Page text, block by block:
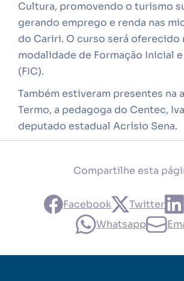
Cultura, promovendo o turismo
gerando emprego e renda nas
do Cariri. O curso será oferecido
modalidade de Formação Inicial
(FIC).
Também estiveram presentes na
Termo, a pedagoga do Centec,
deputado estadual Acrísio Sena.
Compartilhe esta
Facebook Twitter
Whatsapp